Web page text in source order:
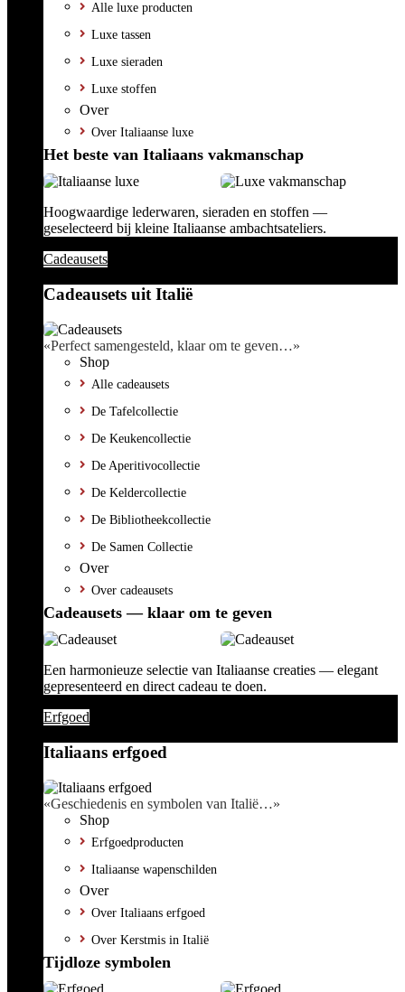
Alle luxe producten
Luxe tassen
Luxe sieraden
Luxe stoffen
Over
Over Italiaanse luxe
Het beste van Italiaans vakmanschap
Hoogwaardige lederwaren, sieraden en stoffen —
geselecteerd bij kleine Italiaanse ambachtsateliers.
Cadeausets
Cadeausets uit Italië
«Perfect samengesteld, klaar om te geven…»
Shop
Alle cadeausets
De Tafelcollectie
De Keukencollectie
De Aperitivocollectie
De Keldercollectie
De Bibliotheekcollectie
De Samen Collectie
Over
Over cadeausets
Cadeausets — klaar om te geven
Een harmonieuze selectie van Italiaanse creaties — elegant
gepresenteerd en direct cadeau te doen.
Erfgoed
Italiaans erfgoed
«Geschiedenis en symbolen van Italië…»
Shop
Erfgoedproducten
Italiaanse wapenschilden
Over
Over Italiaans erfgoed
Over Kerstmis in Italië
Tijdloze symbolen